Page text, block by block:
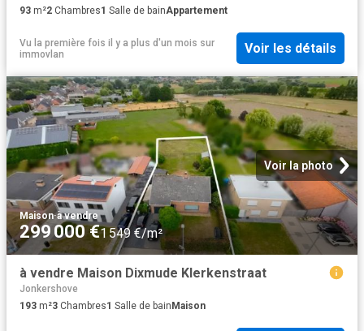
93 m²2 Chambres1 Salle de bainAppartement
Vu la première fois il y a plus d'un mois sur
immovlan
Voir les détails
Voir la photo
Maison·à vendre
299 000 €1 549 €/m²
à vendre Maison Dixmude Klerkenstraat
Jonkershove
193 m²3 Chambres1 Salle de bainMaison